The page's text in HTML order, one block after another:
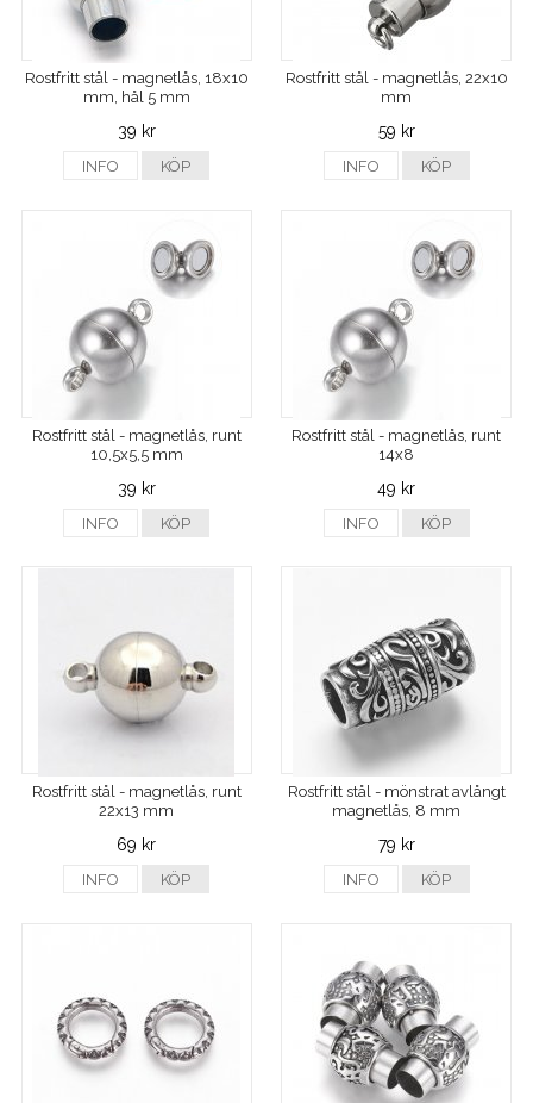
Rostfritt stål - magnetlås, 18x10
mm, hål 5 mm
39 kr
INFO KÖP
Rostfritt stål - magnetlås, 22x10
mm
59 kr
INFO KÖP
Rostfritt stål - magnetlås, runt
10,5x5,5 mm
39 kr
INFO KÖP
Rostfritt stål - magnetlås, runt
14x8
49 kr
INFO KÖP
Rostfritt stål - magnetlås, runt
22x13 mm
69 kr
INFO KÖP
Rostfritt stål - mönstrat avlångt
magnetlås, 8 mm
79 kr
INFO KÖP